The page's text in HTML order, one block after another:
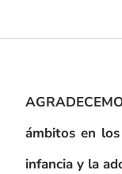
ámbitos en
infancia y la